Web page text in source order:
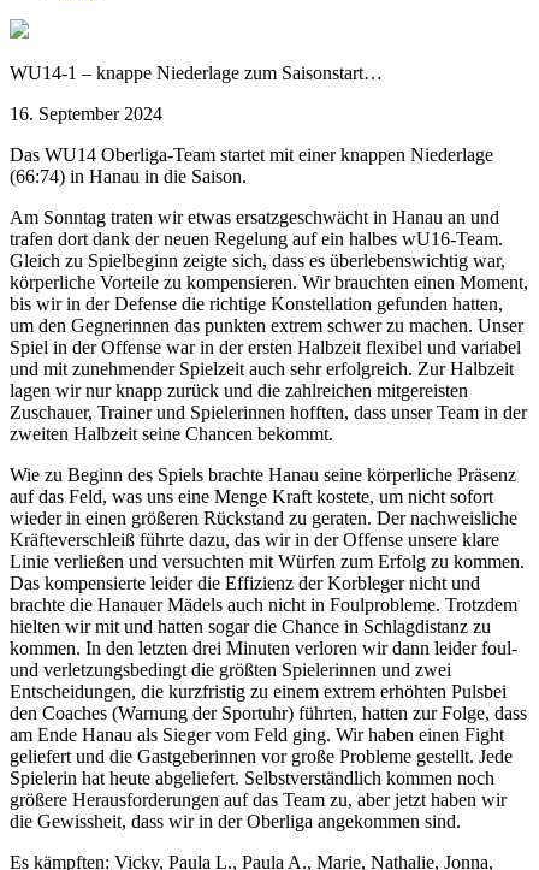
WU14-1 – knappe Niederlage zum Saisonstart…
16. September 2024
Das WU14 Oberliga-Team startet mit einer knappen Niederlage
(66:74) in Hanau in die Saison.
Am Sonntag traten wir etwas ersatzgeschwächt in Hanau an und
trafen dort dank der neuen Regelung auf ein halbes wU16-Team.
Gleich zu Spielbeginn zeigte sich, dass es überlebenswichtig war,
körperliche Vorteile zu kompensieren. Wir brauchten einen Moment,
bis wir in der Defense die richtige Konstellation gefunden hatten,
um den Gegnerinnen das punkten extrem schwer zu machen. Unser
Spiel in der Offense war in der ersten Halbzeit flexibel und variabel
und mit zunehmender Spielzeit auch sehr erfolgreich. Zur Halbzeit
lagen wir nur knapp zurück und die zahlreichen mitgereisten
Zuschauer, Trainer und Spielerinnen hofften, dass unser Team in der
zweiten Halbzeit seine Chancen bekommt.
Wie zu Beginn des Spiels brachte Hanau seine körperliche Präsenz
auf das Feld, was uns eine Menge Kraft kostete, um nicht sofort
wieder in einen größeren Rückstand zu geraten. Der nachweisliche
Kräfteverschleiß führte dazu, das wir in der Offense unsere klare
Linie verließen und versuchten mit Würfen zum Erfolg zu kommen.
Das kompensierte leider die Effizienz der Korbleger nicht und
brachte die Hanauer Mädels auch nicht in Foulprobleme. Trotzdem
hielten wir mit und hatten sogar die Chance in Schlagdistanz zu
kommen. In den letzten drei Minuten verloren wir dann leider foul-
und verletzungsbedingt die größten Spielerinnen und zwei
Entscheidungen, die kurzfristig zu einem extrem erhöhten Pulsbei
den Coaches (Warnung der Sportuhr) führten, hatten zur Folge, dass
am Ende Hanau als Sieger vom Feld ging. Wir haben einen Fight
geliefert und die Gastgeberinnen vor große Probleme gestellt. Jede
Spielerin hat heute abgeliefert. Selbstverständlich kommen noch
größere Herausforderungen auf das Team zu, aber jetzt haben wir
die Gewissheit, dass wir in der Oberliga angekommen sind.
Es kämpften: Vicky, Paula L., Paula A., Marie, Nathalie, Jonna,